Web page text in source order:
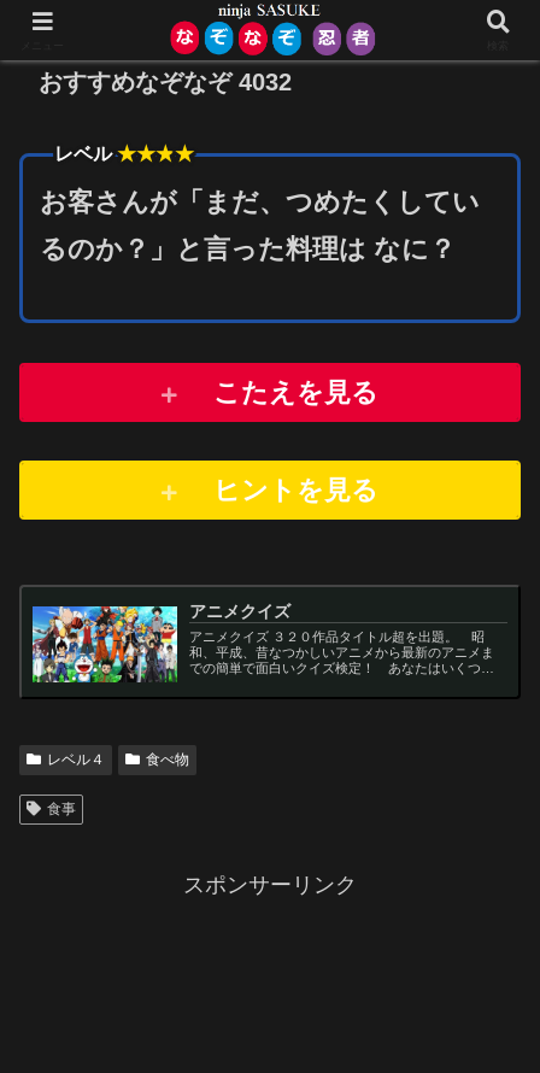
おすすめなぞなぞ 4032
レベル★★★★
お客さんが「まだ、つめたくしてい
るのか？」と言った料理は なに？
こたえを見る
ヒントを 見る
アニメクイズ
アニメクイズ ３２０作品タイトル超を出題。 昭
和、平成、昔なつかしいアニメから最新のアニメま
での簡単で面白いクイズ検定！ あなたはいくつわ
ど一問一答から3択・4択問題までの小学生の簡単問
レベル４ 食べ物
食事
スポンサーリンク